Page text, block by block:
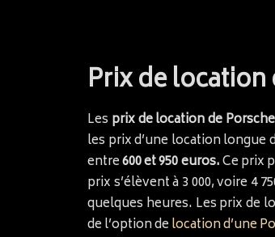
Prix de
Les prix de location de
les prix d’une location longue
entre600 et 950 euros.Ce prix
prix s’élèvent à 3 000, voire 4
quelques heures. Les prix de
de l’option delocation d’une